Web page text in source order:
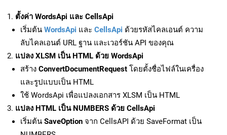
ตั้งค่า WordsApi และ CellsApi
เริ่มต้น WordsApi และ CellsApi ด้วยรหัสไคลเอนต์ ความ
ลับไคลเอนต์ URL ฐาน และเวอร์ชัน API ของคุณ
แปลง XLSM เป็น HTML ด้วย WordsApi
สร้าง ConvertDocumentRequest โดยตั้งชื่อไฟล์ในเครื่อง
และรูปแบบเป็น HTML
ใช้ WordsApi เพื่อแปลงเอกสาร XLSM เป็น HTML
แปลง HTML เป็น NUMBERS ด้วย CellsApi
เริ่มต้น SaveOption จาก CellsAPI ด้วย SaveFormat เป็น